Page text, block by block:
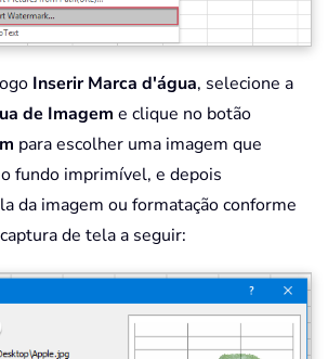
Inserir Marca d'água, selecione a
de Imagem e clique no botão
para escolher uma imagem que
fundo imprimível, e depois
da imagem ou formatação conforme
de tela a seguir: